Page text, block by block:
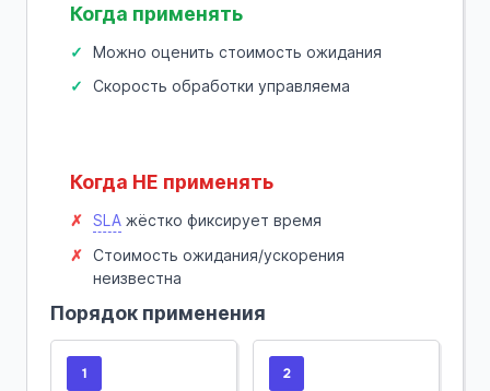
Когда применять
Можно оценить стоимость ожидания
Скорость обработки управляема
Когда НЕ применять
SLAжёстко фиксирует время
Стоимость ожидания/ускорения
неизвестна
Порядок применения
1 2